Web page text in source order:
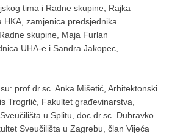
tima i Radne skupine, Rajka
HKA, zamjenica predsjednika
skupine, Maja Furlan
UHA-e i Sandra Jakopec,
prof.dr.sc. Anka Mišetić, Arhitektonski
Trogrlić, Fakultet građevinarstva,
u Splitu, doc.dr.sc. Dubravko
Sveučilišta u Zagrebu, član Vijeća